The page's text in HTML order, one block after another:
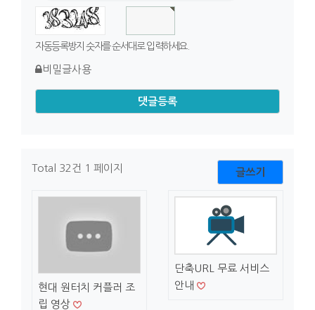
자동등록방지 숫자를 순서대로 입력하세요.
비밀글사용
Total 32건 1 페이지 글쓰기
현대 원터치 커플러 조
립 영상
단축URL 무료 서비스
안내